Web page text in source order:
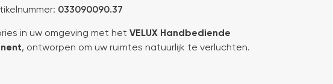
033090090.37
in uw omgeving met het VELUX Handbediende
, ontworpen om uw ruimtes natuurlijk te verluchten.